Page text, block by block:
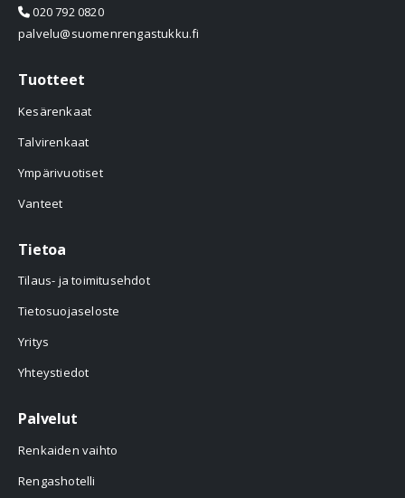
020 792 0820
palvelu@suomenrengastukku.fi
Tuotteet
Kesärenkaat
Talvirenkaat
Ympärivuotiset
Vanteet
Tietoa
Tilaus- ja toimitusehdot
Tietosuojaseloste
Yritys
Yhteystiedot
Palvelut
Renkaiden vaihto
Rengashotelli